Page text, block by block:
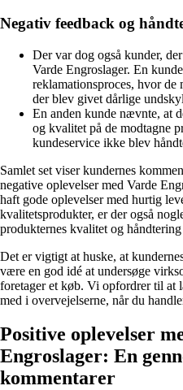
Negativ feedback og
Der var dog også kunder,
Varde Engroslager. En
reklamationsproces, hvor de
der blev givet dårlige
En anden kunde nævnte, at
og kvalitet på de modtagne
kundeservice ikke blev
Samlet set viser kundernes
negative oplevelser med Varde
haft gode oplevelser med hurtig
kvalitetsprodukter, er der også
produkternes kvalitet og
Det er vigtigt at huske, at
være en god idé at undersøge
foretager et køb. Vi opfordrer til at
med i overvejelserne, når du
Positive oplevelser
Engroslager: En
kommentarer